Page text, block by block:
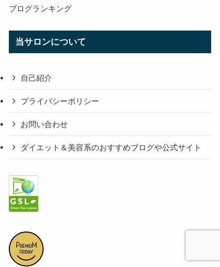
ブログランキング
当サロンについて
自己紹介
プライバシーポリシー
お問い合わせ
ダイエット＆美容系のおすすめブログや公式サイト